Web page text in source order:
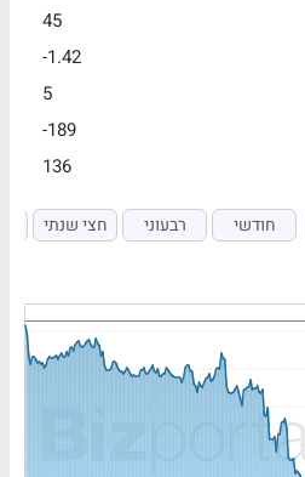
45
-1.42
5
-189
136
חודשי רבעוני חצי שנתי